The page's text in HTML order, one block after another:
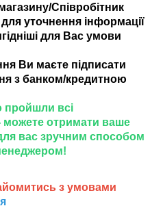
Співробітник
уточнення інформації
для Вас умови
Ви маєте підписати
з банком/кредитною
пройшли всі
можете отримати ваше
вас зручним способом
з умовами